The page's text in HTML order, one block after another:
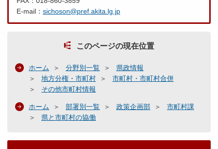
E-mail： sichoson@pref.akita.lg.jp
このページの現在位置
ホーム 分野別一覧
県政情報
地方分権・市町村
市町村・市町村合併
その他市町村情報
ホーム 部署別一覧 政策企画部
市町村課
県と市町村の協働